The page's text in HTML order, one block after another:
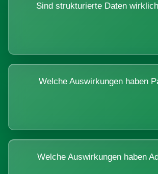
Sind strukturierte Daten
Welche Auswirkungen haben
Welche Auswirkungen haben